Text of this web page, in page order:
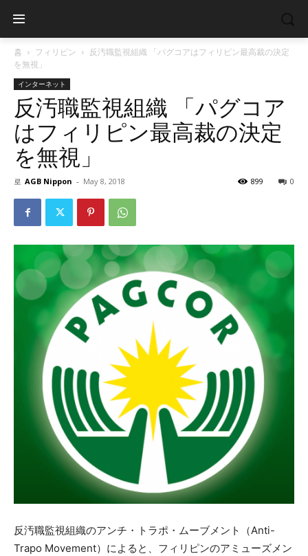
홈 フィリピン
反汚職監視組織 「パグコアはフィリピン最高裁の決定
を無視」
インターネット
反汚職監視組織 「パグコア
はフィリピン最高裁の決定
を無視」
로 AGB Nippon - May 8, 2018 0
899
反汚職監視組織のアンチ・トラポ・ムーブメント（Anti-
Trapo Movement）によると、フィリピンのアミューズメン